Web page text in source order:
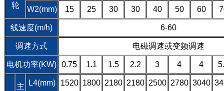
轮
W2(mm) 15 25 30 30 40 50 60
线速度(m/h) 6-60
调速方式 电磁调速或变频调速
电机功率(KW) 0.75 1.1 1.5 2.2 3 4 4
主
L4(mm) 1520 1800 2180 2180 2500 2780 3040